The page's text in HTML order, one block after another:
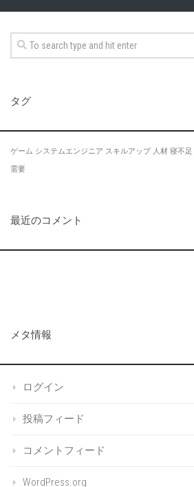
タグ
ゲーム システムエンジニア スキルアップ 人材 寝不足
需要
最近のコメント
メタ情報
ログイン
投稿フィード
コメントフィード
WordPress.org